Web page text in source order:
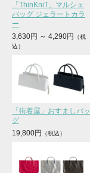
「ThinKniT」マルシェ
バッグ ジェラートカラ
ー
3,630円 ～ 4,290円
「街着屋」おすましバッ
グ
19,800円